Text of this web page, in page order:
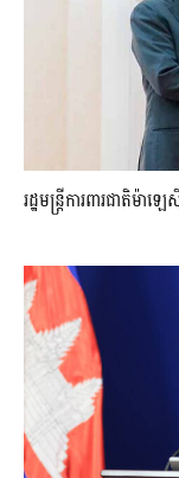
រដ្ឋមន្ត្រីការពារជាតិម៉ាឡ